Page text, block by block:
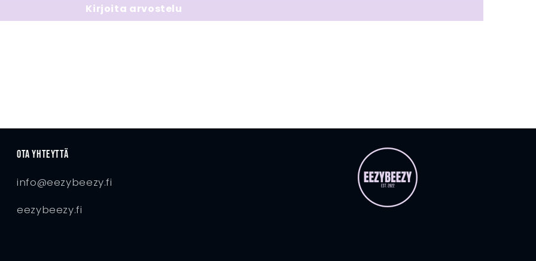
Kirjoita arvostelu
Ota yhteyttä
info@eezybeezy.fi
eezybeezy.fi